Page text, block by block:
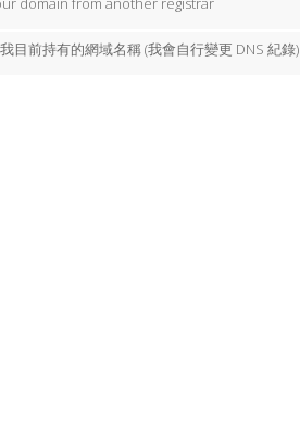
目前持有的網域名稱 (我會自行變更 DNS 紀錄)